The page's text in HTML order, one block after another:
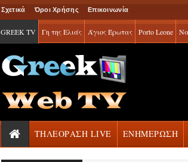
Σχετικά Όροι Χρήσης Επικοινωνία
GREEK TV Γη της Ελιάς Άγιος Έρωτας Porto Leone
ΤΗΛΕΟΡΑΣΗ LIVE ΕΝΗΜΕΡΩΣΗ